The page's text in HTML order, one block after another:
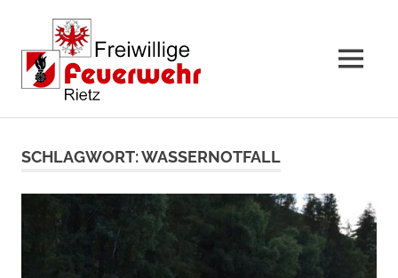
Inhalt
springen
MENÜ
SCHLAGWORT:WASSERNOTFALL